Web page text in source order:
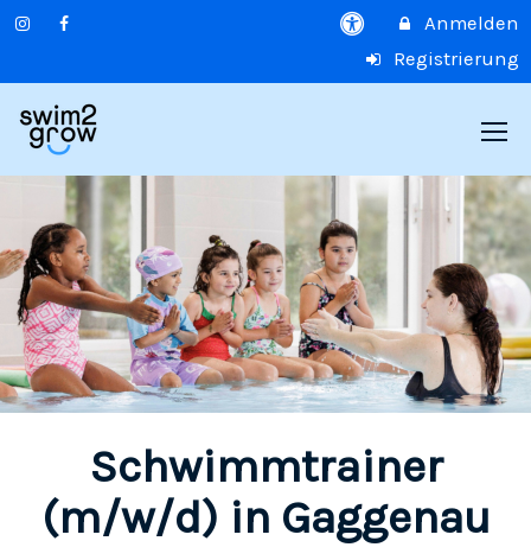
Anmelden
Registrierung
Schwimmtrainer
(m/w/d) in Gaggenau